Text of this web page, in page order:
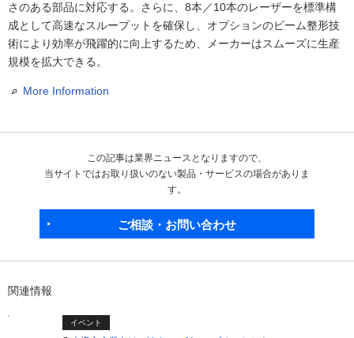
さのある部品に対応する。さらに、8本／10本のレーザーを標準構
成として高速なスループットを確保し、オプションのビーム整形技
術により効率が飛躍的に向上するため、メーカーはスムーズに生産
規模を拡大できる。
More Information
この記事は業界ニュースとなりますので、
当サイトではお取り扱いのない製品・サービスの場合がありま
す。
ご相談・お問い合わせ
関連情報
イベント